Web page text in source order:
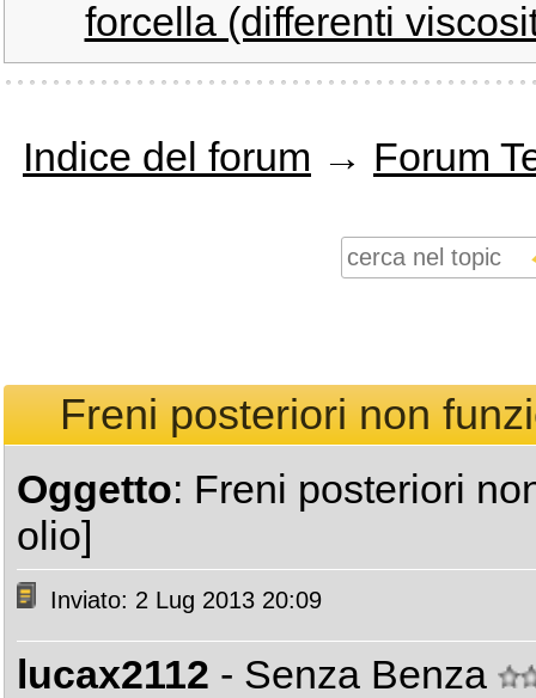
forcella (differenti
Indice del forum → Forum
Freni posteriori non
Oggetto: Freni posteriori
olio]
Inviato: 2 Lug 2013 20:09
lucax2112 - Senza Benza